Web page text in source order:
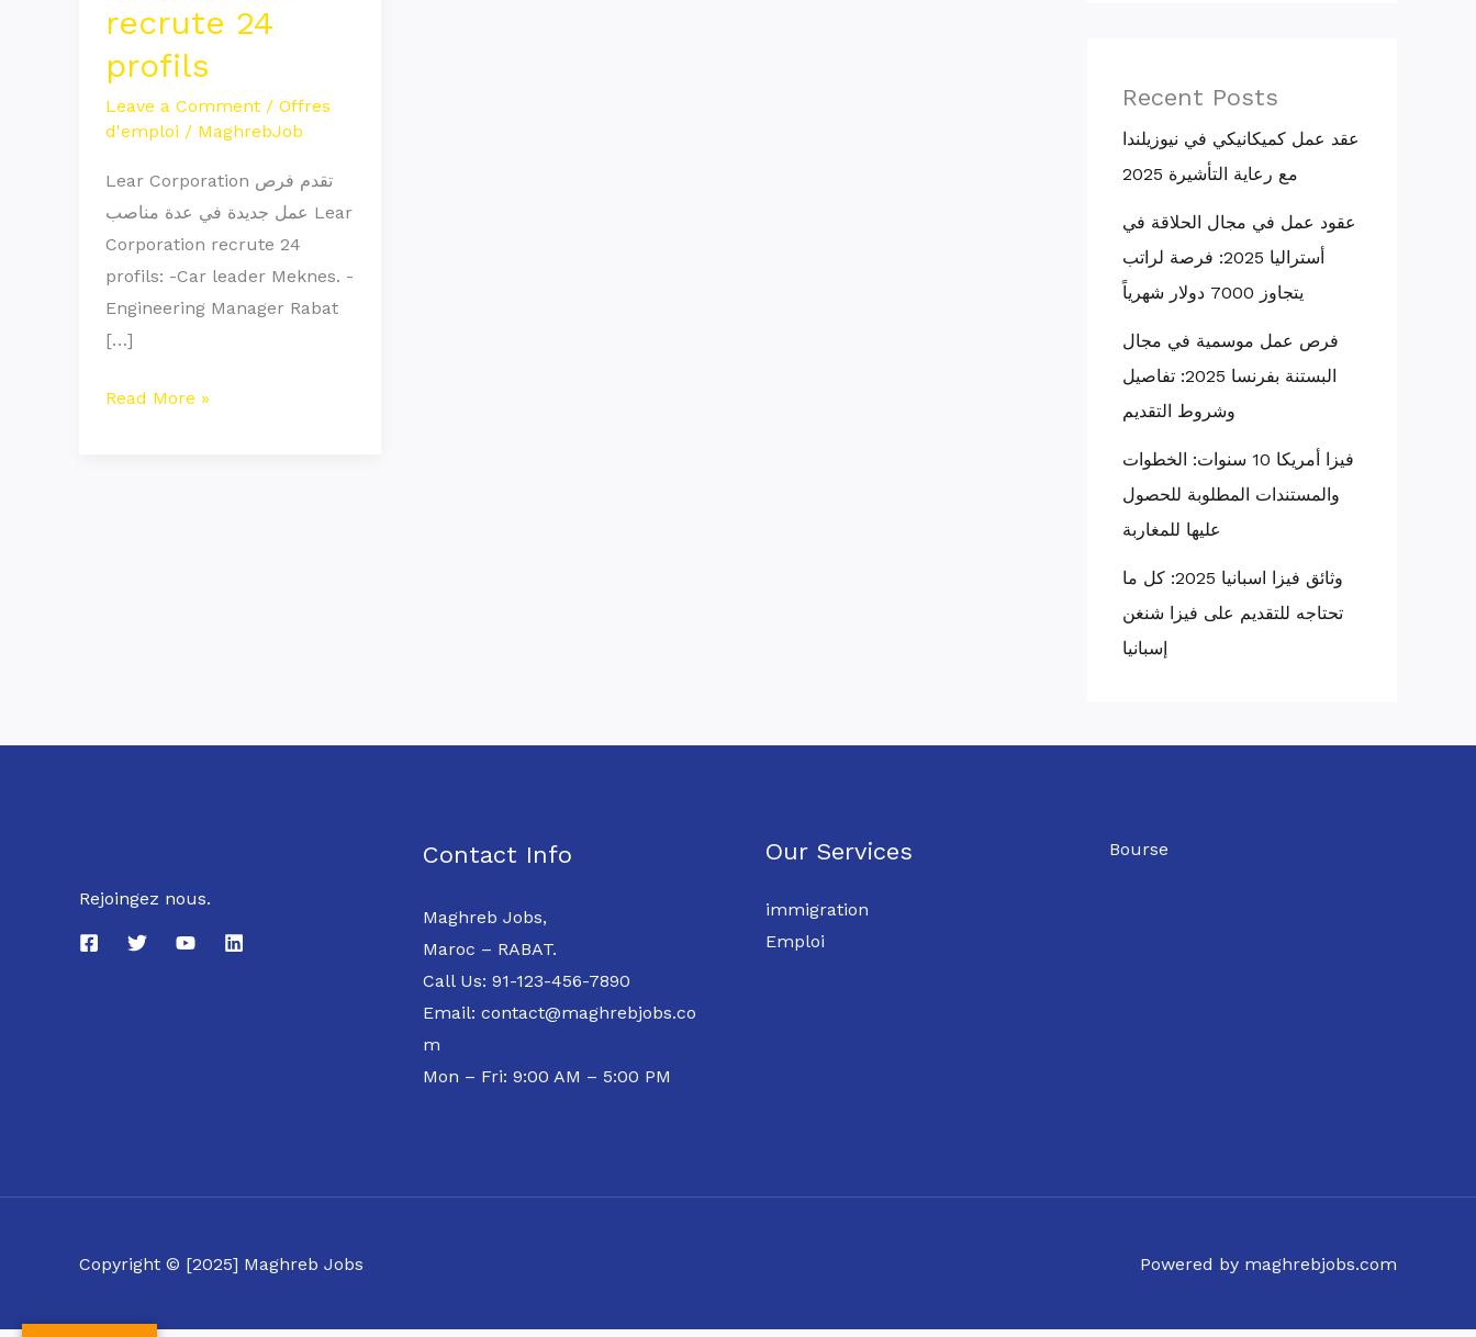
recrute 24
profils
Leave a Comment / Offres
d'emploi / MaghrebJob
Lear Corporation تقدم فرص
عمل جديدة في عدة مناصب Lear
Corporation recrute 24
profils: -Car leader Meknes. -
Engineering Manager Rabat
[…]
Read More »
Recent Posts
عقد عمل كميكانيكي في نيوزيلندا
مع رعاية التأشيرة 2025
عقود عمل في مجال الحلاقة في
أستراليا 2025: فرصة لراتب
يتجاوز 7000 دولار شهرياً
فرص عمل موسمية في مجال
البستنة بفرنسا 2025: تفاصيل
وشروط التقديم
فيزا أمريكا 10 سنوات: الخطوات
والمستندات المطلوبة للحصول
عليها للمغاربة
وثائق فيزا اسبانيا 2025: كل ما
تحتاجه للتقديم على فيزا شنغن
إسبانيا
Rejoingez nous.
Contact Info
Maghreb Jobs,
Maroc – RABAT.
Call Us: 91-123-456-7890
Email: contact@maghrebjobs.co
m
Mon – Fri: 9:00 AM – 5:00 PM
Our Services
immigration
Emploi
Bourse
Copyright © [2025] Maghreb Jobs Powered by maghrebjobs.com